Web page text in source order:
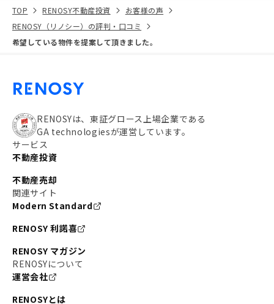
TOP RENOSY不動産投資
お客様の声
RENOSY（リノシー）の評判・口コミ
希望している物件を提案して頂きました。
RENOSYは、東証グロース上場企業である
GA technologiesが運営しています。
サービス
不動産投資
不動産売却
関連サイト
Modern Standard
RENOSY 利諾喜
RENOSY マガジン
RENOSYについて
運営会社
RENOSYとは